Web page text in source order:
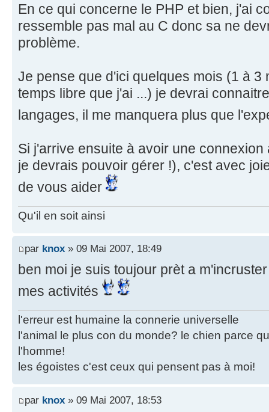
En ce qui concerne le PHP et bien, j'ai
ressemble pas mal au C donc sa ne
problème.
Je pense que d'ici quelques mois (1 à 3
temps libre que j'ai ...) je devrai
langages, il me manquera plus que
Si j'arrive ensuite à avoir une
je devrais pouvoir gérer !), c'est avec
de vous aider
Qu'il en soit ainsi
par knox » 09 Mai 2007, 18:49
ben moi je suis toujour prèt a
mes activités
l'erreur est humaine la connerie universelle
l'animal le plus con du monde? le chien parce
l'homme!
les égoistes c'est ceux qui pensent pas à moi!
par knox » 09 Mai 2007, 18:53